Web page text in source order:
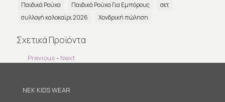
Παιδικά Ρούχα
Παιδικά Ρούχα Για Εμπόρους
σετ
συλλογή καλοκαίρι 2026
Χονδρική πώληση
Σχετικά Προϊόντα
Previous- Next
NEK KIDS WEAR